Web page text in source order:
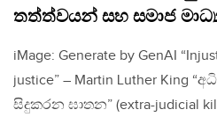
තත්ත්වයන් සහ සමාජ
iMage: Generate by GenAI
justice” – Martin Luther King
සිදුකරන ඝාතන” (extra-judicial